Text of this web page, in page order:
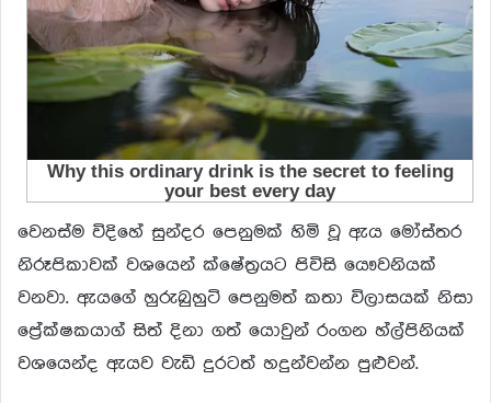
වෙනස්ම විදිහේ සුන්දර පෙනුමක් හිමි වූ ඇය මෝස්තර
නිරූපිකාවක් වශයෙන් ක්ෂේත්‍රයට පිවිසි යෞවනියක්
වනවා. ඇයගේ හුරුබුහුටි පෙනුමත් කතා විලාසයක් නිසා
ප්‍රේක්ෂකයාග් සිත් දිනා ගත් යොවුන් රංගන හ්ල්පිනියක්
වශයෙන්ද ඇයව වැඩි දුරටත් හදුන්වන්න පුළුවන්.